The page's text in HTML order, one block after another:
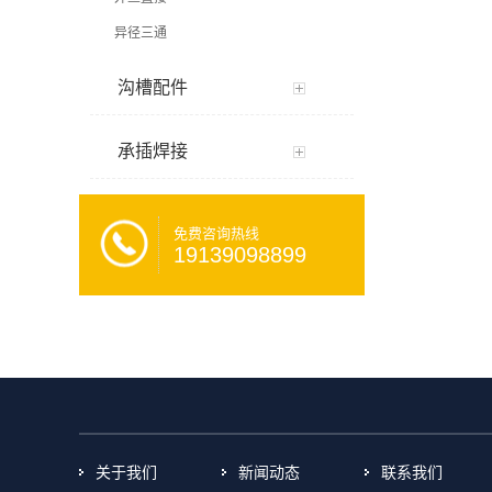
异径三通
沟槽配件
承插焊接
免费咨询热线
19139098899
关于我们 新闻动态 联系我们